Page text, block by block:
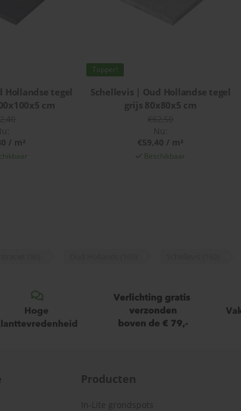
Hollandse tegel
cm
/ m²
Topper!
Schellevis | Oud Hollandse tegel
grijs 80x80x5 cm
Nu:
€59,40 / m²
Beschikbaar
Producten
In-Lite grondspots